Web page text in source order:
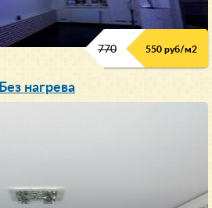
770 550 руб/м2
Без нагрева